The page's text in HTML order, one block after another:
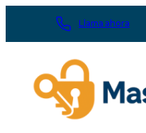
Llama ahora